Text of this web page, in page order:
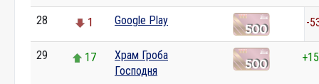
28 1 Google Play -
29 17
Храм Гроба
Господня